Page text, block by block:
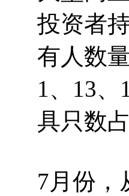
投资者
有人数
1、13
具只数
7月份，